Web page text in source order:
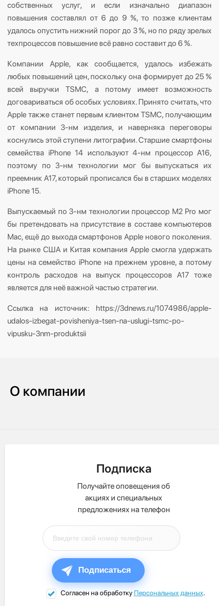
собственных услуг, и если изначально диапазон
повышения составлял от 6 до 9 %, то позже клиентам
удалось опустить нижний порог до 3 %, но по ряду зрелых
техпроцессов повышение всё равно составит до 6 %.
Компании Apple, как сообщается, удалось избежать
любых повышений цен, поскольку она формирует до 25 %
всей выручки TSMC, а потому имеет возможность
договариваться об особых условиях. Принято считать, что
Apple также станет первым клиентом TSMC, получающим
от компании 3-нм изделия, и наверняка переговоры
коснулись этой ступени литографии. Старшие смартфоны
семейства iPhone 14 используют 4-нм процессор A16,
поэтому по 3-нм технологии мог бы выпускаться их
преемник A17, который прописался бы в старших моделях
iPhone 15.
Выпускаемый по 3-нм технологии процессор M2 Pro мог
бы претендовать на присутствие в составе компьютеров
Mac, ещё до выхода смартфонов Apple нового поколения.
На рынке США и Китая компания Apple смогла удержать
цены на семейство iPhone на прежнем уровне, а потому
контроль расходов на выпуск процессоров A17 тоже
является для неё важной частью стратегии.
Ссылка на источник: https://3dnews.ru/1074986/apple-
udalos-izbegat-povisheniya-tsen-na-uslugi-tsmc-po-
vipusku-3nm-produktsii
О компании
Подписка
Получайте оповещения об
акциях и специальных
предложениях на телефон
Подписаться
Согласен на обработку Персональных данных.